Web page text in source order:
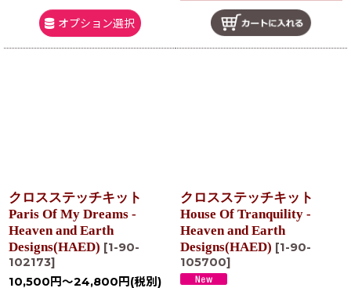
オプション選択
クロスステッチキット
Paris Of My Dreams -
Heaven and Earth
Designs(HAED) [1-90-
102173]
10,500 円～24,800 円 (税別)
クロスステッチキット
House Of Tranquility -
Heaven and Earth
Designs(HAED) [1-90-
105700]